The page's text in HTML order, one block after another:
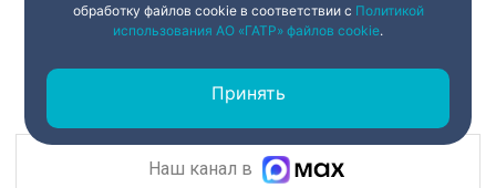
Наш канал в
обработку файлов cookie в соответствии с Политикой
использования АО «ГАТР» файлов cookie.
Принять